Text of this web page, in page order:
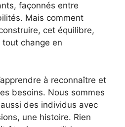
façonnés entre
Mais comment
cet équilibre,
change en
à reconnaître et
besoins. Nous sommes
des individus avec
une histoire. Rien